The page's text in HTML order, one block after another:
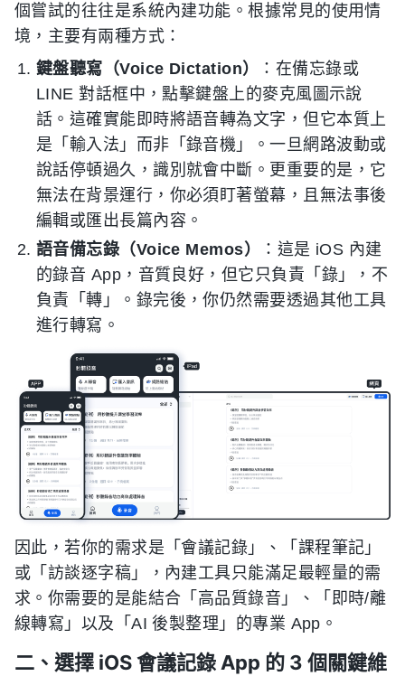
個嘗試的往往是系統內建功能。根據常見的使用情
境，主要有兩種方式：
鍵盤聽寫（Voice Dictation）
：在備忘錄或
LINE 對話框中，點擊鍵盤上的麥克風圖示說
話。這確實能即時將語音轉為文字，但它本質上
是「輸入法」而非「錄音機」。一旦網路波動或
說話停頓過久，識別就會中斷。更重要的是，它
無法在背景運行，你必須盯著螢幕，且無法事後
編輯或匯出長篇內容。
語音備忘錄（Voice Memos）
：這是 iOS 內建
的錄音 App，音質良好，但它只負責「錄」，不
負責「轉」。錄完後，你仍然需要透過其他工具
進行轉寫。
因此，若你的需求是「會議記錄」、「課程筆記」
或「訪談逐字稿」，內建工具只能滿足最輕量的需
求。你需要的是能結合「高品質錄音」、「即時/離
線轉寫」以及「AI 後製整理」的專業 App。
二、選擇 iOS 會議記錄 App 的 3 個關鍵維